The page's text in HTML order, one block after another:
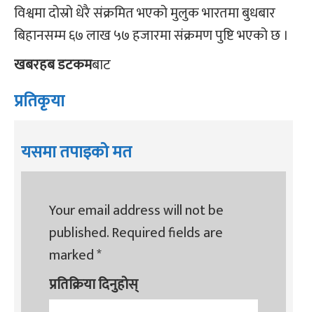
विश्वमा दोस्रो धेरै संक्रमित भएको मुलुक भारतमा बुधबार
बिहानसम्म ६७ लाख ५७ हजारमा संक्रमण पुष्टि भएको छ ।
खबरहब डटकमबाट
प्रतिकृया
यसमा तपाइको मत
Your email address will not be
published.Required fields are
marked*
प्रतिक्रिया दिनुहोस्